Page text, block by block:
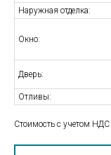
Наружная отделка:
Окно:
Дверь:
Отливы:
Стоимость с учетом НДС